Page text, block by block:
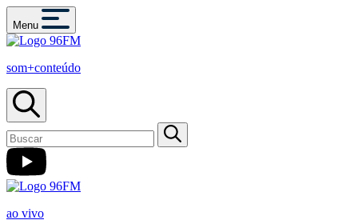
Menu
som+conteúdo
ao vivo